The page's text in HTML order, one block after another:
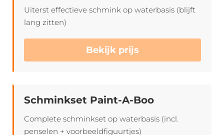
Uiterst effectieve schmink op waterbasis (blijft
lang zitten)
Bekijk prijs
Schminkset Paint-A-Boo
Complete schminkset op waterbasis (incl.
penselen + voorbeeldfiguurtjes)